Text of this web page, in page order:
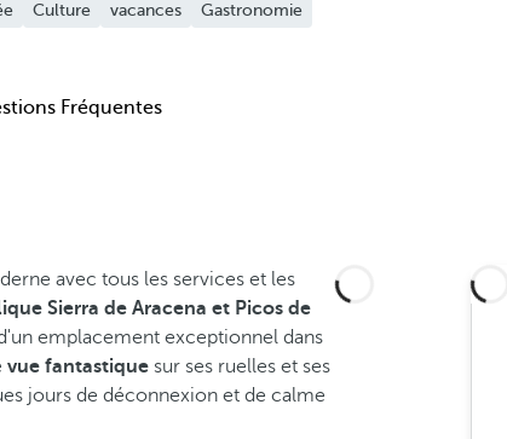
Culture vacances Gastronomie
Fréquentes
avec tous les services et les
Sierra de Aracena et Picos de
emplacement exceptionnel dans
vue fantastique sur ses ruelles et ses
jours de déconnexion et de calme